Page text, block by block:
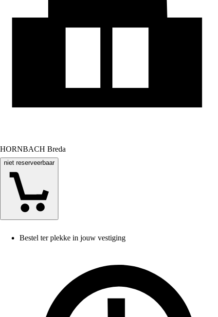
HORNBACH Breda
niet reserveerbaar
Bestel ter plekke in jouw vestiging